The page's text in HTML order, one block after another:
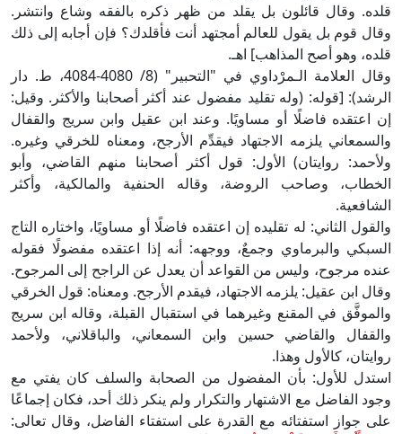
قلده. وقال قائلون بل يقلد من ظهر ذكره بالفقه وشاع وانتشر.
وقال قوم بل يقول للعالم أمجتهد أنت فأقلدك؟ فإن أجابه إلى ذلك
قلده، وهو أصح المذاهب] اهـ.
وقال العلامة الـمرْداوي في "التحبير" (8/ 4080-4084، ط. دار
الرشد): [قوله: (وله تقليد مفضول عند أكثر أصحابنا والأكثر. وقيل:
إن اعتقده فاضلًا أو مساويًا. وعند ابن عقيل وابن سريج والقفال
والسمعاني يلزمه الاجتهاد فيقدِّم الأرجح، ومعناه للخرقي وغيره.
ولأحمد: روايتان) الأول: قول أكثر أصحابنا منهم القاضي، وأبو
الخطاب، وصاحب الروضة، وقاله الحنفية والمالكية، وأكثر
الشافعية.
والقول الثاني: له تقليده إن اعتقده فاضلًا أو مساويًا، واختاره التاج
السبكي والبرماوي وجمعٌ، ووجهه: أنه إذا اعتقده مفضولًا فقوله
عنده مرجوح، وليس من القواعد أن يعدل عن الراجح إلى المرجوح.
وقال ابن عقيل: يلزمه الاجتهاد، فيقدم الأرجح. ومعناه: قول الخرقي
والموفَّق في المقنع وغيرهما في استقبال القبلة، وقاله ابن سريج
والقفال والقاضي حسين وابن السمعاني، والباقلاني، ولأحمد
روايتان، كالأول وهذا.
استدل للأول: بأن المفضول من الصحابة والسلف كان يفتي مع
وجود الفاضل مع الاشتهار والتكرار ولم ينكر ذلك أحد، فكان إجماعًا
على جواز استفتائه مع القدرة على استفتاء الفاضل، وقال تعالى: